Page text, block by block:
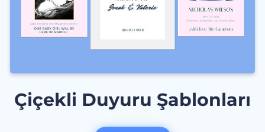
Çiçekli Duyuru Şablonları